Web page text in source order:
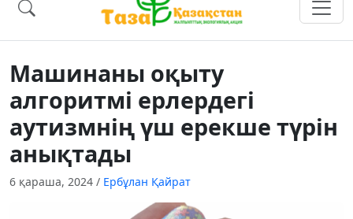
Машинаны оқыту
алгоритмі ерлердегі
аутизмнің үш ерекше түрін
анықтады
6 қараша, 2024 / Ербұлан Қайрат